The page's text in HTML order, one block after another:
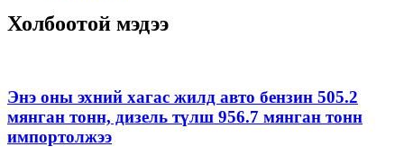
Холбоотой мэдээ
Энэ оны эхний хагас жилд авто бензин 505.2
мянган тонн, дизель түлш 956.7 мянган тонн
импортолжээ